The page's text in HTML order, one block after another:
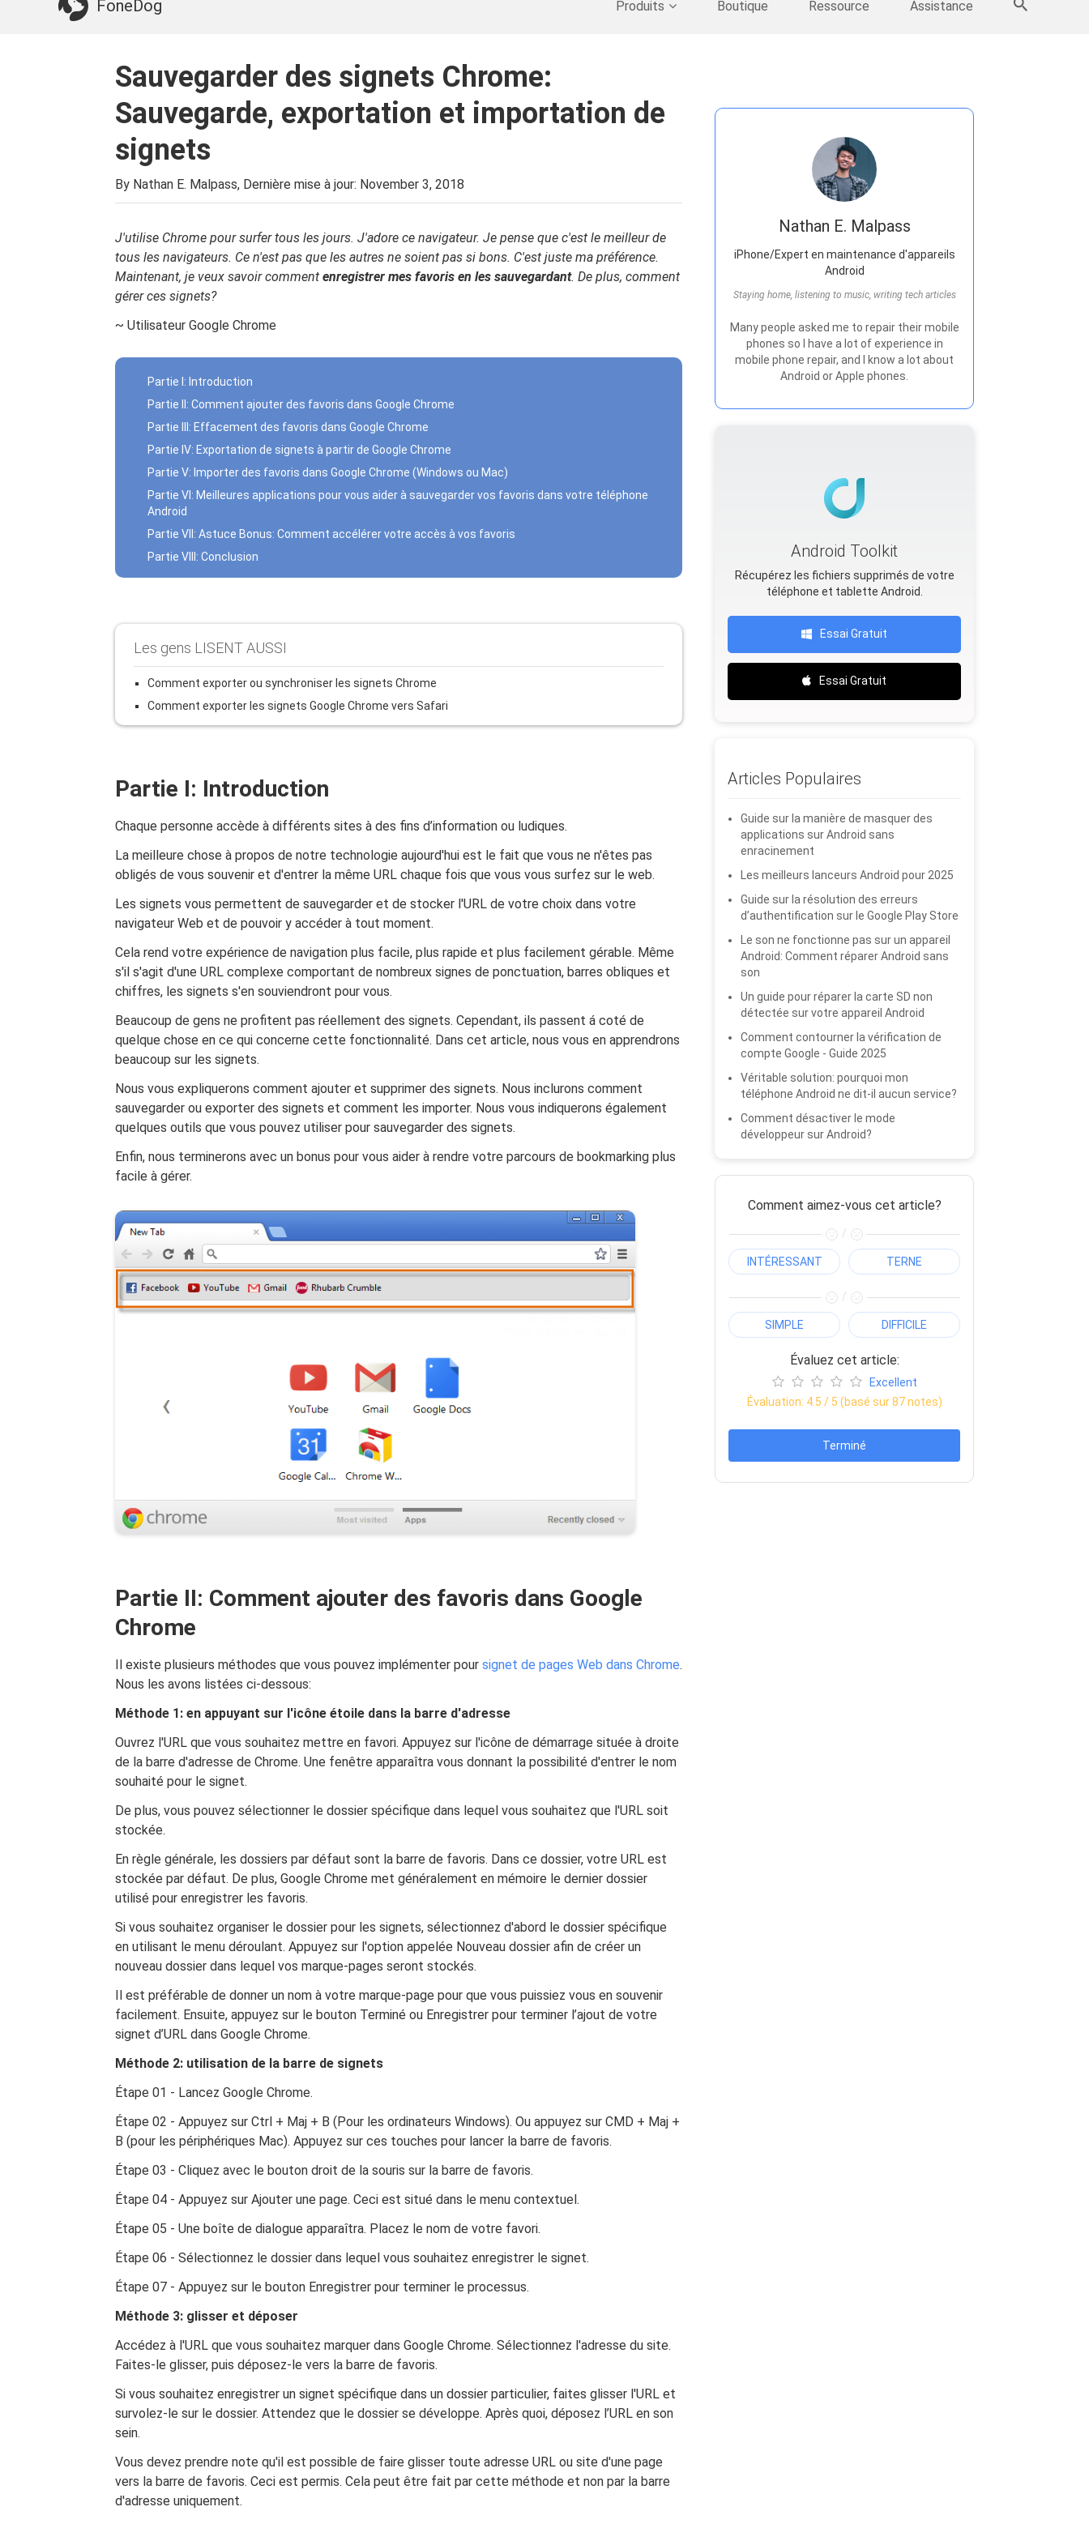
FoneDog Produits Boutique Ressource Assistance
Plus de produits
Sauvegarder des signets Chrome:
Sauvegarde, exportation et importation de
signets
By Nathan E. Malpass, Dernière mise à jour: November 3, 2018
J'utilise Chrome pour surfer tous les jours. J'adore ce navigateur. Je pense que c'est le meilleur de
tous les navigateurs. Ce n'est pas que les autres ne soient pas si bons. C'est juste ma préférence.
Maintenant, je veux savoir comment enregistrer mes favoris en les sauvegardant. De plus, comment
gérer ces signets?
~ Utilisateur Google Chrome
Partie I: Introduction
Partie II: Comment ajouter des favoris dans Google Chrome
Partie III: Effacement des favoris dans Google Chrome
Partie IV: Exportation de signets à partir de Google Chrome
Partie V: Importer des favoris dans Google Chrome (Windows ou Mac)
Partie VI: Meilleures applications pour vous aider à sauvegarder vos favoris dans votre téléphone
Android
Partie VII: Astuce Bonus: Comment accélérer votre accès à vos favoris
Partie VIII: Conclusion
Les gens LISENT AUSSI
Comment exporter ou synchroniser les signets Chrome
Comment exporter les signets Google Chrome vers Safari
Partie I: Introduction
Chaque personne accède à différents sites à des fins d’information ou ludiques.
La meilleure chose à propos de notre technologie aujourd'hui est le fait que vous ne n'êtes pas
obligés de vous souvenir et d'entrer la même URL chaque fois que vous vous surfez sur le web.
Les signets vous permettent de sauvegarder et de stocker l'URL de votre choix dans votre
navigateur Web et de pouvoir y accéder à tout moment.
Cela rend votre expérience de navigation plus facile, plus rapide et plus facilement gérable. Même
s'il s'agit d'une URL complexe comportant de nombreux signes de ponctuation, barres obliques et
chiffres, les signets s'en souviendront pour vous.
Beaucoup de gens ne profitent pas réellement des signets. Cependant, ils passent á coté de
quelque chose en ce qui concerne cette fonctionnalité. Dans cet article, nous vous en apprendrons
beaucoup sur les signets.
Nous vous expliquerons comment ajouter et supprimer des signets. Nous inclurons comment
sauvegarder ou exporter des signets et comment les importer. Nous vous indiquerons également
quelques outils que vous pouvez utiliser pour sauvegarder des signets.
Enfin, nous terminerons avec un bonus pour vous aider à rendre votre parcours de bookmarking plus
facile à gérer.
Partie II: Comment ajouter des favoris dans Google
Chrome
Il existe plusieurs méthodes que vous pouvez implémenter pour signet de pages Web dans Chrome.
Nous les avons listées ci-dessous:
Méthode 1: en appuyant sur l'icône étoile dans la barre d'adresse
Ouvrez l'URL que vous souhaitez mettre en favori. Appuyez sur l'icône de démarrage située à droite
de la barre d'adresse de Chrome. Une fenêtre apparaîtra vous donnant la possibilité d'entrer le nom
souhaité pour le signet.
De plus, vous pouvez sélectionner le dossier spécifique dans lequel vous souhaitez que l'URL soit
stockée.
En règle générale, les dossiers par défaut sont la barre de favoris. Dans ce dossier, votre URL est
stockée par défaut. De plus, Google Chrome met généralement en mémoire le dernier dossier
utilisé pour enregistrer les favoris.
Si vous souhaitez organiser le dossier pour les signets, sélectionnez d'abord le dossier spécifique
en utilisant le menu déroulant. Appuyez sur l'option appelée Nouveau dossier afin de créer un
nouveau dossier dans lequel vos marque-pages seront stockés.
Il est préférable de donner un nom à votre marque-page pour que vous puissiez vous en souvenir
facilement. Ensuite, appuyez sur le bouton Terminé ou Enregistrer pour terminer l’ajout de votre
signet d’URL dans Google Chrome.
Méthode 2: utilisation de la barre de signets
Étape 01 - Lancez Google Chrome.
Étape 02 - Appuyez sur Ctrl + Maj + B (Pour les ordinateurs Windows). Ou appuyez sur CMD + Maj +
B (pour les périphériques Mac). Appuyez sur ces touches pour lancer la barre de favoris.
Étape 03 - Cliquez avec le bouton droit de la souris sur la barre de favoris.
Étape 04 - Appuyez sur Ajouter une page. Ceci est situé dans le menu contextuel.
Étape 05 - Une boîte de dialogue apparaîtra. Placez le nom de votre favori.
Étape 06 - Sélectionnez le dossier dans lequel vous souhaitez enregistrer le signet.
Étape 07 - Appuyez sur le bouton Enregistrer pour terminer le processus.
Méthode 3: glisser et déposer
Accédez à l'URL que vous souhaitez marquer dans Google Chrome. Sélectionnez l'adresse du site.
Faites-le glisser, puis déposez-le vers la barre de favoris.
Si vous souhaitez enregistrer un signet spécifique dans un dossier particulier, faites glisser l'URL et
survolez-le sur le dossier. Attendez que le dossier se développe. Après quoi, déposez l’URL en son
sein.
Vous devez prendre note qu'il est possible de faire glisser toute adresse URL ou site d'une page
vers la barre de favoris. Ceci est permis. Cela peut être fait par cette méthode et non par la barre
d'adresse uniquement.
Nathan E. Malpass
iPhone/Expert en maintenance d'appareils
Android
Staying home, listening to music, writing tech articles
Many people asked me to repair their mobile
phones so I have a lot of experience in
mobile phone repair, and I know a lot about
Android or Apple phones.
Android Toolkit
Récupérez les fichiers supprimés de votre
téléphone et tablette Android.
Essai Gratuit
Essai Gratuit
Articles Populaires
Guide sur la manière de masquer des
applications sur Android sans
enracinement
Les meilleurs lanceurs Android pour 2025
Guide sur la résolution des erreurs
d’authentification sur le Google Play Store
Le son ne fonctionne pas sur un appareil
Android: Comment réparer Android sans
son
Un guide pour réparer la carte SD non
détectée sur votre appareil Android
Comment contourner la vérification de
compte Google - Guide 2025
Véritable solution: pourquoi mon
téléphone Android ne dit-il aucun service?
Comment désactiver le mode
développeur sur Android?
Comment aimez-vous cet article?
/
INTÉRESSANT TERNE
/
SIMPLE DIFFICILE
Évaluez cet article:
Excellent
Évaluation: 4.5 / 5 (basé sur87notes)
Terminé